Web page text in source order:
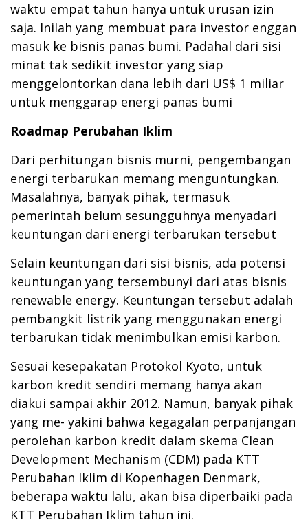
waktu empat tahun hanya untuk urusan izin
saja. Inilah yang membuat para investor enggan
masuk ke bisnis panas bumi. Padahal dari sisi
minat tak sedikit investor yang siap
menggelontorkan dana lebih dari US$ 1 miliar
untuk menggarap energi panas bumi
Roadmap Perubahan Iklim
Dari perhitungan bisnis murni, pengembangan
energi terbarukan memang menguntungkan.
Masalahnya, banyak pihak, termasuk
pemerintah belum sesungguhnya menyadari
keuntungan dari energi terbarukan tersebut
Selain keuntungan dari sisi bisnis, ada potensi
keuntungan yang tersembunyi dari atas bisnis
renewable energy. Keuntungan tersebut adalah
pembangkit listrik yang menggunakan energi
terbarukan tidak menimbulkan emisi karbon.
Sesuai kesepakatan Protokol Kyoto, untuk
karbon kredit sendiri memang hanya akan
diakui sampai akhir 2012. Namun, banyak pihak
yang me- yakini bahwa kegagalan perpanjangan
perolehan karbon kredit dalam skema Clean
Development Mechanism (CDM) pada KTT
Perubahan Iklim di Kopenhagen Denmark,
beberapa waktu lalu, akan bisa diperbaiki pada
KTT Perubahan Iklim tahun ini.